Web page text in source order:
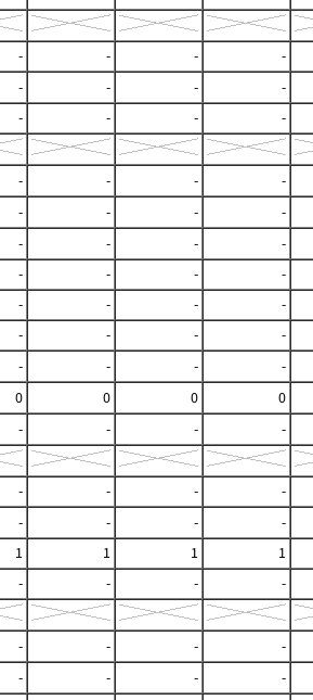
- - -
-
- - -
-
- - -
-
- - -
-
- - -
-
- - -
-
- - -
-
- - -
-
- - -
-
- - -
-
0 0 0
0
- - -
-
- - -
-
- - -
-
1 1 1
1
- - -
-
- - -
-
- - -
-